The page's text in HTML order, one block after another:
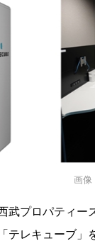
画像
武プロパティ
テレキューブ